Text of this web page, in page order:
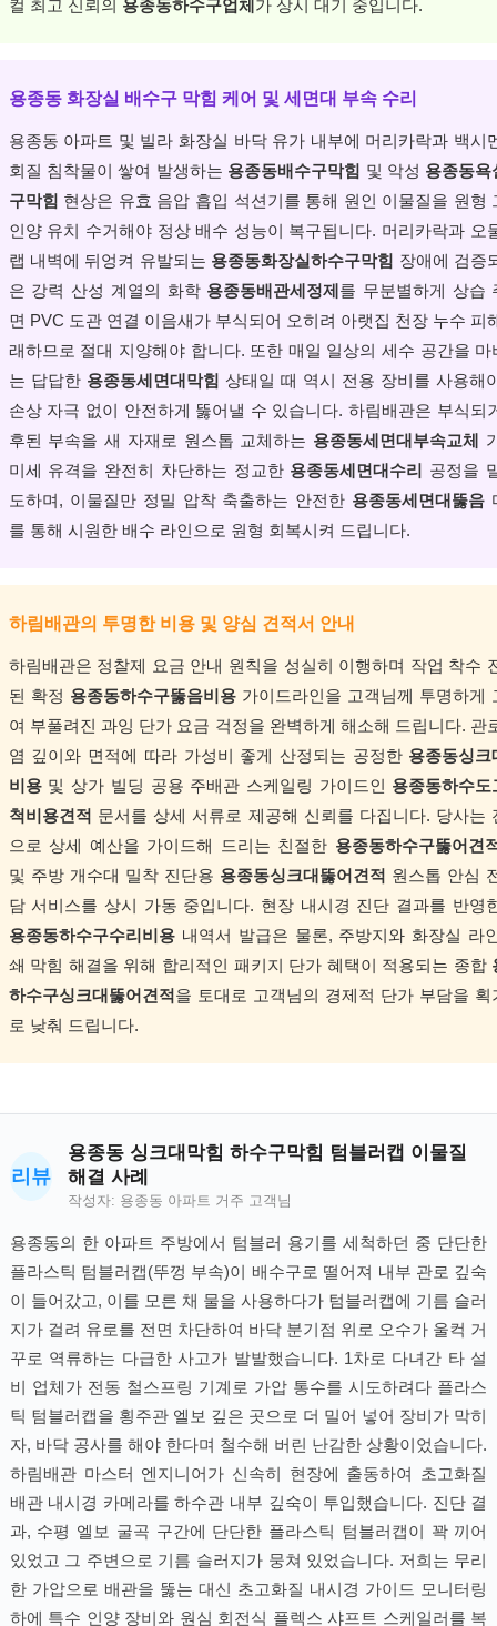
컬 최고 신뢰의 용종동하수구업체 가 상시 대기 중입니다.
용종동 화장실 배수구 막힘 케어 및 세면대 부속 수리
용종동 아파트 및 빌라 화장실 바닥 유가 내부에 머리카락과 백시
회질 침착물이 쌓여 발생하는 용종동배수구막힘 및 악성 용종동욕
구막힘 현상은 유효 음압 흡입 석션기를 통해 원인 이물질을 원형
인양 유치 수거해야 정상 배수 성능이 복구됩니다. 머리카락과 오
랩 내벽에 뒤엉켜 유발되는 용종동화장실하수구막힘 장애에 검증
은 강력 산성 계열의 화학 용종동배관세정제 를 무분별하게 상습
면 PVC 도관 연결 이음새가 부식되어 오히려 아랫집 천장 누수 피
래하므로 절대 지양해야 합니다. 또한 매일 일상의 세수 공간을 마
는 답답한 용종동세면대막힘 상태일 때 역시 전용 장비를 사용해
손상 자극 없이 안전하게 뚫어낼 수 있습니다. 하림배관은 부식되
후된 부속을 새 자재로 원스톱 교체하는 용종동세면대부속교체
미세 유격을 완전히 차단하는 정교한 용종동세면대수리
공정을
도하며, 이물질만 정밀 압착 축출하는 안전한 용종동세면대뚫음
를 통해 시원한 배수 라인으로 원형 회복시켜 드립니다.
하림배관의 투명한 비용 및 양심 견적서 안내
하림배관은 정찰제 요금 안내 원칙을 성실히 이행하며 작업 착수
된 확정 용종동하수구뚫음비용가이드라인을 고객님께 투명하게
여 부풀려진 과잉 단가 요금 걱정을 완벽하게 해소해 드립니다. 관
염 깊이와 면적에 따라 가성비 좋게 산정되는 공정한 용종동싱크
비용및 상가 빌딩 공용 주배관 스케일링 가이드인 용종동하수도
척비용견적 문서를 상세 서류로 제공해 신뢰를 다집니다. 당사는
으로 상세 예산을 가이드해 드리는 친절한 용종동하수구뚫어견
및 주방 개수대 밀착 진단용 용종동싱크대뚫어견적 원스톱 안심
담 서비스를 상시 가동 중입니다. 현장 내시경 진단 결과를 반영
용종동하수구수리비용내역서 발급은 물론, 주방지와 화장실 라
쇄 막힘 해결을 위해 합리적인 패키지 단가 혜택이 적용되는 종합
하수구싱크대뚫어견적 을 토대로 고객님의 경제적 단가 부담을 획
로 낮춰 드립니다.
리뷰
용종동 싱크대막힘 하수구막힘 텀블러캡 이물질
해결 사례
작성자: 용종동 아파트 거주 고객님
용종동의 한 아파트 주방에서 텀블러 용기를 세척하던 중 단단한
플라스틱 텀블러캡(뚜껑 부속)이 배수구로 떨어져 내부 관로 깊숙
이 들어갔고, 이를 모른 채 물을 사용하다가 텀블러캡에 기름 슬러
지가 걸려 유로를 전면 차단하여 바닥 분기점 위로 오수가 울컥 거
꾸로 역류하는 다급한 사고가 발발했습니다. 1차로 다녀간 타 설
비 업체가 전동 철스프링 기계로 가압 통수를 시도하려다 플라스
틱 텀블러캡을 횡주관 엘보 깊은 곳으로 더 밀어 넣어 장비가 막히
자, 바닥 공사를 해야 한다며 철수해 버린 난감한 상황이었습니다.
하림배관 마스터 엔지니어가 신속히 현장에 출동하여 초고화질
배관 내시경 카메라를 하수관 내부 깊숙이 투입했습니다. 진단 결
과, 수평 엘보 굴곡 구간에 단단한 플라스틱 텀블러캡이 꽉 끼어
있었고 그 주변으로 기름 슬러지가 뭉쳐 있었습니다. 저희는 무리
한 가압으로 배관을 뚫는 대신 초고화질 내시경 가이드 모니터링
하에 특수 인양 장비와 원심 회전식 플렉스 샤프트 스케일러를 복